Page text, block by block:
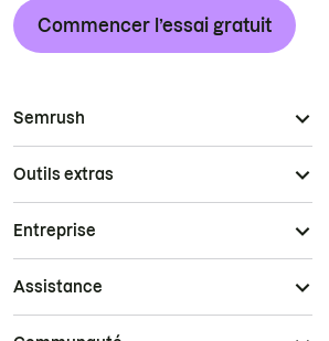
Commencer l’essai gratuit
Semrush
Outils extras
Entreprise
Assistance